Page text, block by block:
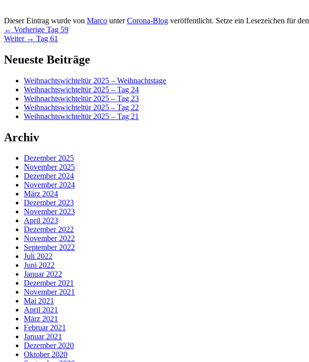
Dieser Eintrag wurde von Marco unterCorona-Blog veröffentlicht. Setze ein Lesezeichen für den
Beitragsnavigation
← Vorherige Vorheriger
Beitrag:
Tag 59
Weiter → Nächster
Tag 61
Primärer
Widgetbereich
Neueste Beiträge
Weihnachtswichteltür 2025 – Weihnachtstage
Weihnachtswichteltür 2025 – Tag 24
Weihnachtswichteltür 2025 – Tag 23
Weihnachtswichteltür 2025 – Tag 22
Weihnachtswichteltür 2025 – Tag 21
Archiv
Dezember 2025
November 2025
Dezember 2024
November 2024
März 2024
Dezember 2023
November 2023
April 2023
Dezember 2022
November 2022
September 2022
Juli 2022
Juni 2022
Januar 2022
Dezember 2021
November 2021
Mai 2021
April 2021
März 2021
Februar 2021
Januar 2021
Dezember 2020
Oktober 2020